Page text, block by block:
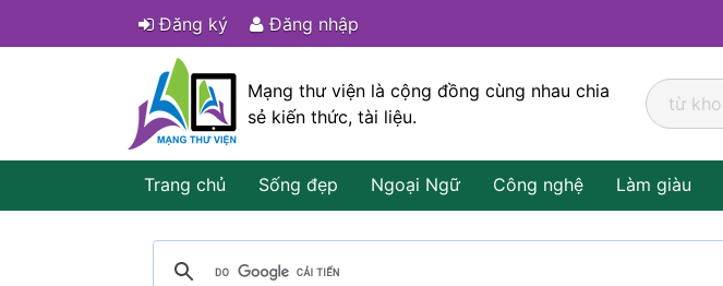
Đăng ký Đăng nhập
Mạng thư viện là cộng đồng cùng nhau chia
sẻ kiến thức, tài liệu.
Trang chủ Sống đẹp Ngoại Ngữ Công nghệ Làm giàu